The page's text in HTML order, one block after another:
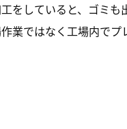
をしていると、ゴミ
業ではなく工場内でプ